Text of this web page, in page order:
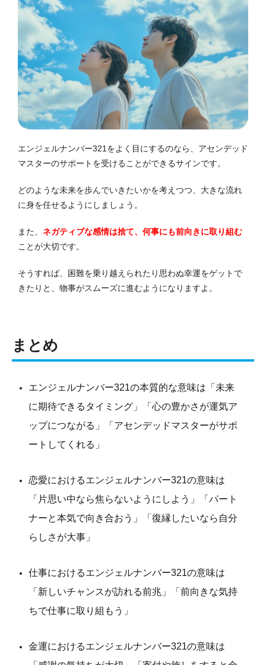
エンジェルナンバー321をよく目にするのなら、アセンデッド
マスターのサポートを受けることができるサインです。
どのような未来を歩んでいきたいかを考えつつ、大きな流れ
に身を任せるようにしましょう。
また、 ネガティブな感情は捨て、何事にも前向きに取り組む
ことが大切です。
そうすれば、困難を乗り越えられたり思わぬ幸運をゲットで
きたりと、物事がスムーズに進むようになりますよ。
まとめ
エンジェルナンバー321の本質的な意味は「未来
に期待できるタイミング」「心の豊かさが運気ア
ップにつながる」「アセンデッドマスターがサポ
ートしてくれる」
恋愛におけるエンジェルナンバー321の意味は
「片思い中なら焦らないようにしよう」「パート
ナーと本気で向き合おう」「復縁したいなら自分
らしさが大事」
仕事におけるエンジェルナンバー321の意味は
「新しいチャンスが訪れる前兆」「前向きな気持
ちで仕事に取り組もう」
金運におけるエンジェルナンバー321の意味は